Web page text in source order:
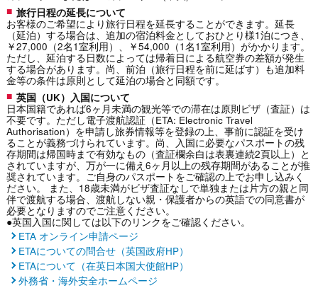
旅行日程の延長について
お客様のご希望により旅行日程を延長することができます。延長
（延泊）する場合は、追加の宿泊料金としておひとり様1泊につき、
￥27,000（2名1室利用）、￥54,000（1名1室利用）がかかります。
ただし、延泊する日数によっては帰着日による航空券の差額が発生
する場合があります。尚、前泊（旅行日程を前に延ばす）も追加料
金等の条件は原則として延泊の場合と同額です。
英国（UK）入国について
日本国籍であれば6ヶ月未満の観光等での滞在は原則ビザ（査証）は
不要です。ただし電子渡航認証（ETA: Electronic Travel
Authorisation）を申請し旅券情報等を登録の上、事前に認証を受け
ることが義務づけられています。尚、入国に必要なパスポートの残
存期間は帰国時まで有効なもの（査証欄余白は表裏連続2頁以上）と
されていますが、万が一に備え6ヶ月以上の残存期間があることが推
奨されています。ご自身のパスポートをご確認の上でお申し込みく
ださい。 また、18歳未満がビザ査証なしで単独または片方の親と同
伴で渡航する場合、渡航しない親・保護者からの英語での同意書が
必要となりますのでご注意ください。
●英国入国に関しては以下のリンクをご確認ください。
ETA オンライン申請ページ
ETAについての問合せ（英国政府HP）
ETAについて（在英日本国大使館HP）
外務省・海外安全ホームページ